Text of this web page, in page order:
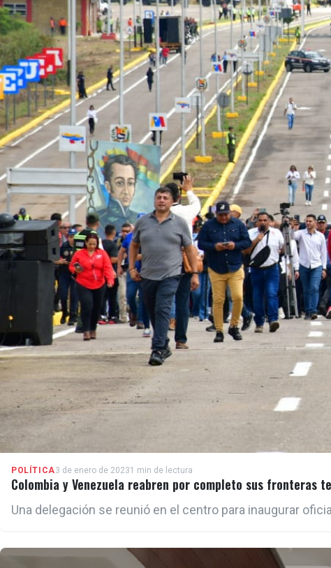
POLÍTICA3 de enero de 20231 min de lectura
Colombia y Venezuela reabren por completo sus fronteras
Una delegación se reunió en el centro para inaugurar